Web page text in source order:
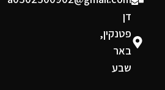
דן
פטנקין,
באר
שבע